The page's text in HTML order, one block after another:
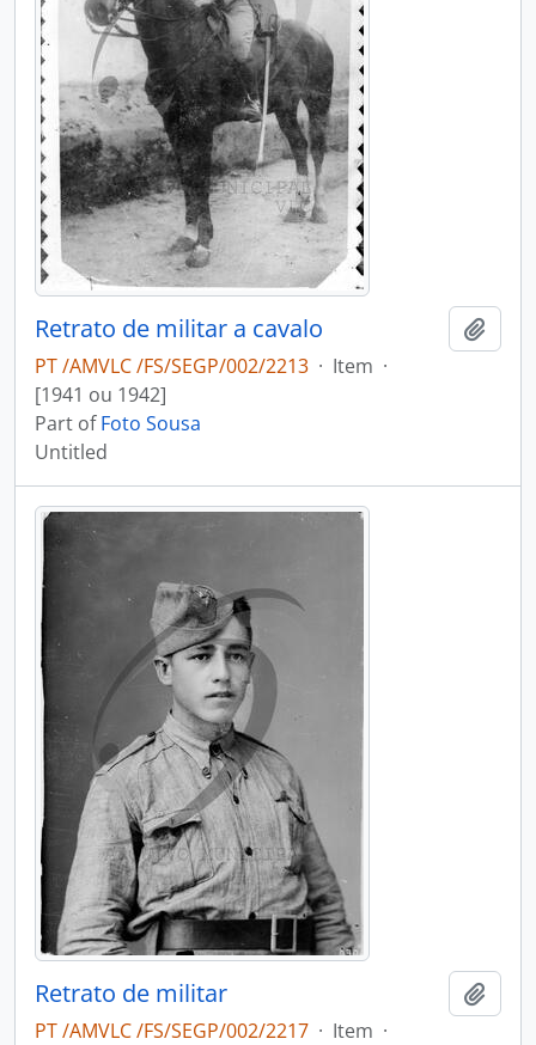
Retrato de militar a cavalo
PT /AMVLC /FS/SEGP/002/2213 · Item ·
[1941 ou 1942]
Part ofFoto Sousa
Untitled
Retrato de militar
PT /AMVLC /FS/SEGP/002/2217 · Item ·